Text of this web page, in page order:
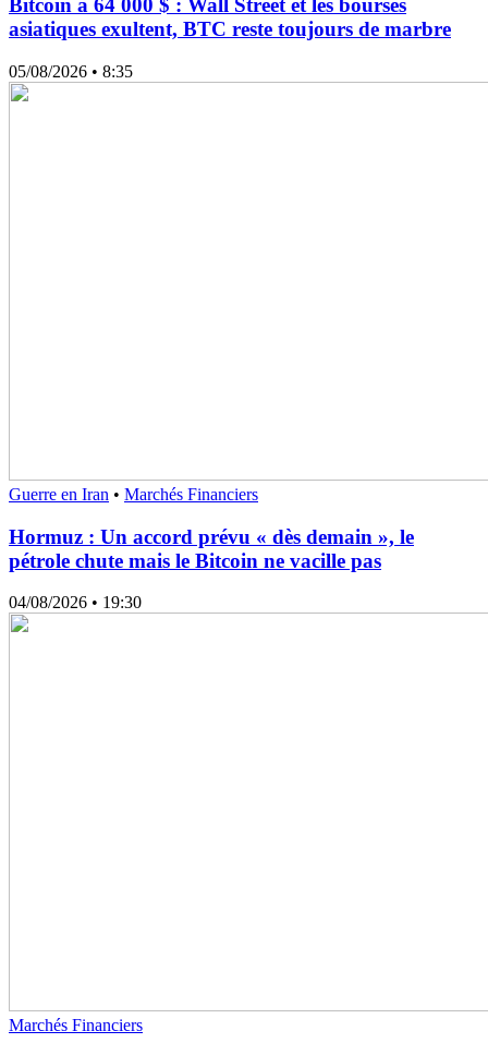
Bitcoin à 64 000 $ : Wall Street et les bourses
asiatiques exultent, BTC reste toujours de marbre
05/08/2026 • 8:35
Guerre en Iran • Marchés Financiers
Hormuz : Un accord prévu « dès demain », le
pétrole chute mais le Bitcoin ne vacille pas
04/08/2026 • 19:30
Marchés Financiers